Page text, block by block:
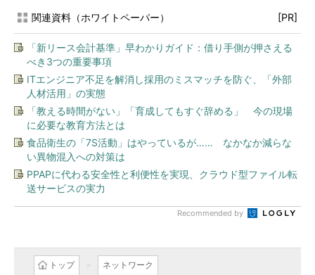
関連資料（ホワイトペーパー） [PR]
「新リース会計基準」早わかりガイド：借り手側が押さえる
べき3つの重要事項
ITエンジニア不足を解消し採用のミスマッチを防ぐ、「外部
人材活用」の実態
「教える時間がない」「育成してもすぐ辞める」 今の現場
に必要な教育方法とは
食品衛生の「7S活動」はやっているが…… なかなか減らな
い異物混入への対策は
PPAPに代わる安全性と利便性を実現、クラウド型ファイル転
送サービスの実力
Recommended by
トップ ネットワーク